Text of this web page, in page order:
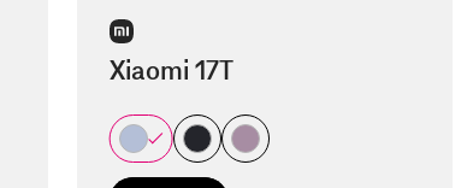
Xiaomi 17T